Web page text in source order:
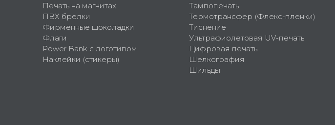
Печать на магнитах
ПВХ брелки
Фирменные шоколадки
Флаги
Power Bank с логотипом
Наклейки (стикеры)
Тампопечать
Термотрансфер (Флекс-пленки)
Тиснение
Ультрафиолетовая UV-печать
Цифровая печать
Шелкография
Шильды